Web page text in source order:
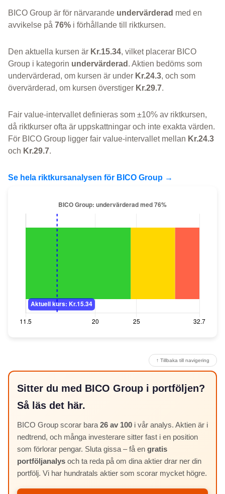
BICO Group är för närvarande undervärderad med en
avvikelse på 76% i förhållande till riktkursen.
Den aktuella kursen är Kr.15.34, vilket placerar BICO
Group i kategorin undervärderad . Aktien bedöms som
undervärderad, om kursen är under Kr.24.3, och som
övervärderad, om kursen överstiger Kr.29.7.
Fair value-intervallet definieras som ±10% av riktkursen,
då riktkurser ofta är uppskattningar och inte exakta värden.
För BICO Group ligger fair value-intervallet mellan Kr.24.3
och Kr.29.7.
Se hela riktkursanalysen för BICO Group →
↑ Tillbaka till navigering
Sitter du med BICO Group i portföljen?
Så läs det här.
BICO Group scorar bara 26 av 100 i vår analys. Aktien är i
nedtrend, och många investerare sitter fast i en position
som förlorar pengar. Sluta gissa – få en gratis
portföljanalys och ta reda på om dina aktier drar ner din
portfölj. Vi har hundratals aktier som scorar mycket högre.